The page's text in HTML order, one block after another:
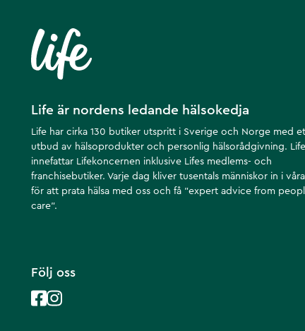
Life är nordens ledande hälsokedja
Life har cirka 130 butiker utspritt i Sverige och Norge med
utbud av hälsoprodukter och personlig hälsorådgivning. Life
innefattar Lifekoncernen inklusive Lifes medlems- och
franchisebutiker. Varje dag kliver tusentals människor in i
för att prata hälsa med oss och få ”expert advice from
care”.
Följ oss